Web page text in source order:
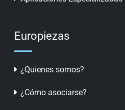
Europiezas
¿Quienes somos?
¿Cómo asociarse?